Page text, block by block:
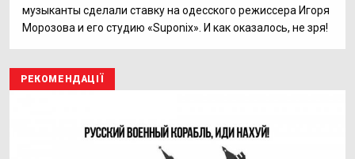
музыканты сделали ставку на одесского режиссера Игоря
Морозова и его студию «Suponix». И как оказалось, не зря!
РЕКОМЕНДАЦІЇ